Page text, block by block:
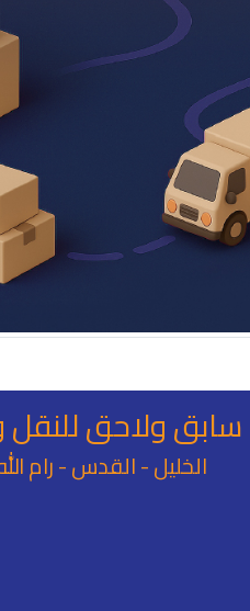
سابق ولاحق للنقل
الخليل - القدس - رام